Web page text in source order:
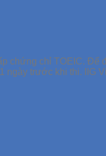
chứng chỉ TOEIC. Để
ngày trước khi thi. IIG